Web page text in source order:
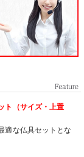
ト（サイズ・上置
適な仏具セットとな